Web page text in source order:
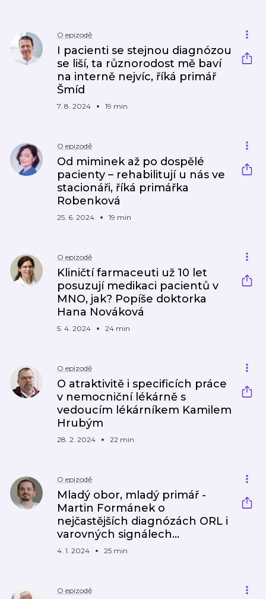
O epizodě
I pacienti se stejnou diagnózou
se liší, ta různorodost mě baví
na interně nejvíc, říká primář
Šmíd
7. 8. 2024 19 min
O epizodě
Od miminek až po dospělé
pacienty – rehabilitují u nás ve
stacionáři, říká primářka
Robenková
25. 6. 2024 19 min
O epizodě
Kliničtí farmaceuti už 10 let
posuzují medikaci pacientů v
MNO, jak? Popíše doktorka
Hana Nováková
5. 4. 2024 24 min
O epizodě
O atraktivitě i specificích práce
v nemocniční lékárně s
vedoucím lékárníkem Kamilem
Hrubým
28. 2. 2024 22 min
O epizodě
Mladý obor, mladý primář -
Martin Formánek o
nejčastějších diagnózách ORL i
varovných signálech...
4. 1. 2024 25 min
O epizodě